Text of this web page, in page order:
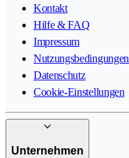
Kontakt
Hilfe & FAQ
Impressum
Nutzungsbedingungen
Datenschutz
Cookie-Einstellungen
Unternehmen